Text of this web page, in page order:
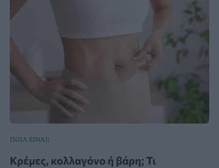
ΠΟΙΑ ΕΙΝΑΙ;
Κρέμες, κολλαγόνο ή βάρη; Τι